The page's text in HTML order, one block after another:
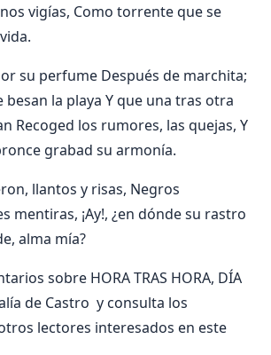
vigías, Como torrente que se
su perfume Después de marchita;
besan la playa Y que una tras otra
Recoged los rumores, las quejas, Y
grabad su armonía.
llantos y risas, Negros
mentiras, ¡Ay!, ¿en dónde su rastro
alma mía?
sobre HORA TRAS HORA, DÍA
de Castro y consulta los
lectores interesados en este